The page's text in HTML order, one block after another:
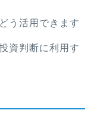
う活用できます
資判断に利用す